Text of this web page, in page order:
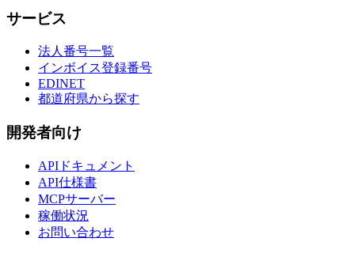
サービス
法人番号一覧
インボイス登録番号
EDINET
都道府県から探す
開発者向け
APIドキュメント
API仕様書
MCPサーバー
稼働状況
お問い合わせ